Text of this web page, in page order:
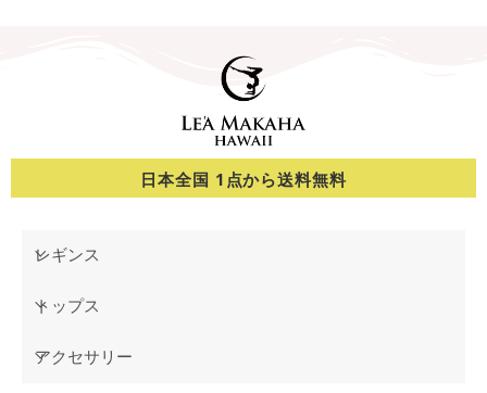
日本全国 1点から送料無料
レギンス
トップス
アクセサリー